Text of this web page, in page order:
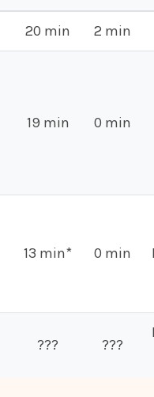
20 min 2 min
19 min 0 min
13 min* 0 min
??? ???